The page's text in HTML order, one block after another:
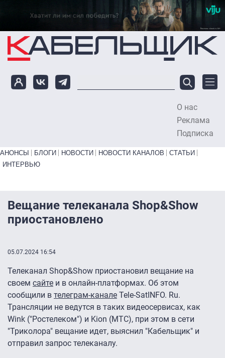
Перейти к основному содержанию
О нас
Реклама
Подписка
Primary links bottom
АНОНСЫ БЛОГИ НОВОСТИ НОВОСТИ КАНАЛОВ
СТАТЬИ
ИНТЕРВЬЮ
Вещание телеканала Shop&Show
приостановлено
05.07.2024 16:54
Телеканал Shop&Show приостановил вещание на
своем сайте и в онлайн-платформах. Об этом
сообщили в телеграм-канале Tele-SatINFO. Ru.
Трансляции не ведутся в таких видеосервисах, как
Wink ("Ростелеком") и Kion (МТС), при этом в сети
"Триколора" вещание идет, выяснил "Кабельщик" и
отправил запрос телеканалу.